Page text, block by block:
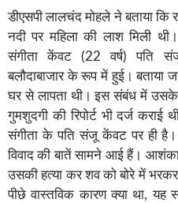
डीएसपी लालचंद मोहले ने बताया कि
नदी पर महिला की लाश मिली
संगीता केंवट (22 वर्ष) पति संजू
बलौदाबाजार के रूप में हुई। बताया
घर से लापता थी। इस संबंध में उसके
गुमशुदगी की रिपोर्ट भी दर्ज
संगीता के पति संजू केंवट पर ही है।
विवाद की बातें सामने आई हैं।
उसकी हत्या कर शव को बोरे में
पीछे वास्तविक कारण क्या था, यह